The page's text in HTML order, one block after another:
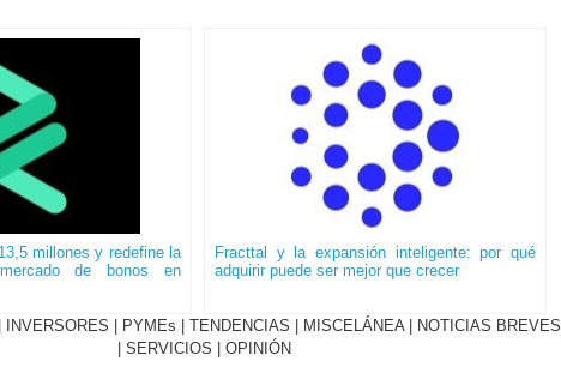
millones y redefine la
de bonos en
Fracttal y la expansión inteligente: por qué
adquirir puede ser mejor que crecer
INVERSORES PYMEs TENDENCIAS MISCELÁNEA
NOTICIAS BREVES
SERVICIOS OPINIÓN